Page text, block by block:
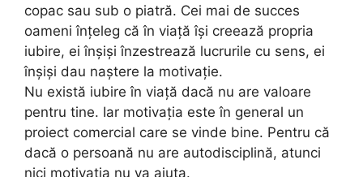
copac sau sub o piatră. Cei mai de succes
oameni înțeleg că în viață își creează propria
iubire, ei înșiși înzestrează lucrurile cu sens, ei
înșiși dau naștere la motivație.
Nu există iubire în viață dacă nu are valoare
pentru tine. Iar motivația este în general un
proiect comercial care se vinde bine. Pentru că
dacă o persoană nu are autodisciplină, atunci
nici motivația nu va ajuta.